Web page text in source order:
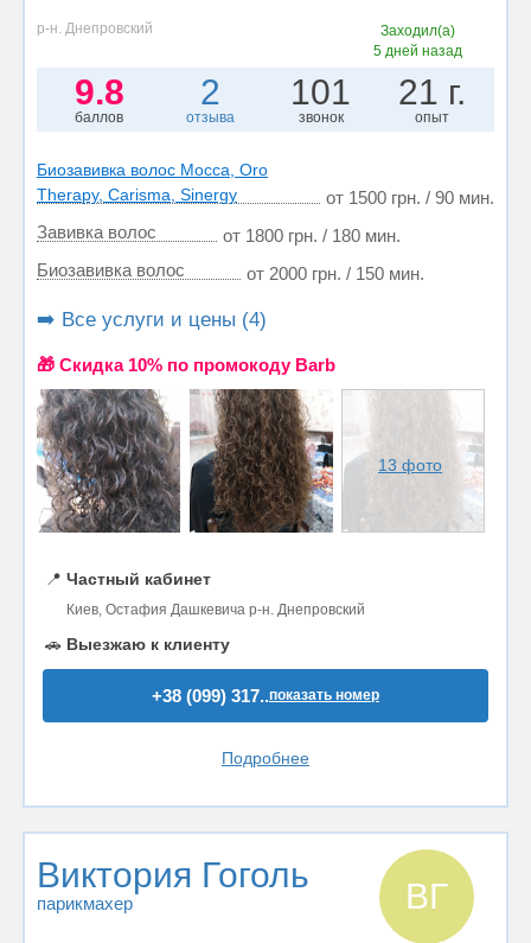
р-н. Днепровский
Заходил(а)
5 дней назад
9.8
баллов
2
отзыва
101
звонок
21 г.
опыт
Биозавивка волос Мосса, Oro
Therapy, Carisma, Sinergy
от 1500 грн. / 90 мин.
Завивка волос
от 1800 грн. / 180 мин.
Биозавивка волос
от 2000 грн. / 150 мин.
➡️ Все услуги и цены (4)
🎁 Cкидка 10% по промокоду Barb
13 фото
📍 Частный кабинет
Киев, Остафия Дашкевича р-н. Днепровский
🚗 Выезжаю к клиенту
+38 (099) 317..показать номер
Подробнее
Виктория Гоголь
парикмахер ВГ